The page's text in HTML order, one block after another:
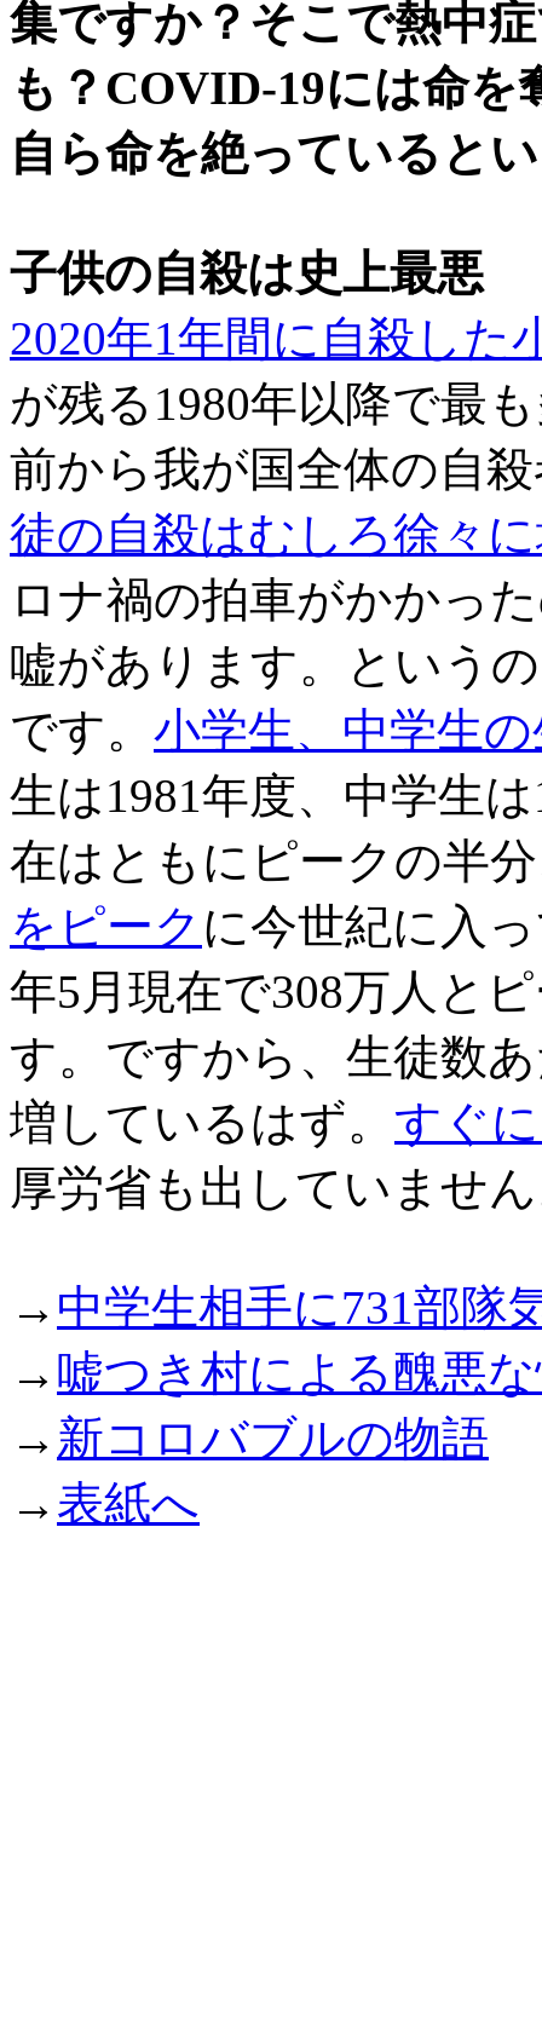
集ですか？そこで熱中
も？COVID-19には命
自ら命を絶っていると
子供の自殺は史上最悪
2020年1年間に自殺した
が残る1980年以降で最
前から我が国全体の自
徒の自殺はむしろ徐々
ロナ禍の拍車がかかっ
嘘があります。という
です。 小学生、中学生
生は1981年度、中学生
在はともに ピークの半
をピーク に今世紀に入
年5月現在で308万人と
す。ですから、生徒数
増しているはず。 すぐ
厚労省も出していませ
→ 中学生相手に731部隊
→ 嘘つき村による醜悪
→ 新コロバブルの物語
→ 表紙へ